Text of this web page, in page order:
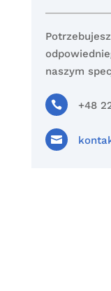
naszym
 +48
